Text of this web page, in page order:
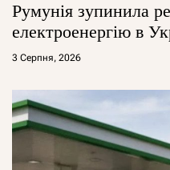
Румунія зупинила
електроенергію в
3 Серпня, 2026